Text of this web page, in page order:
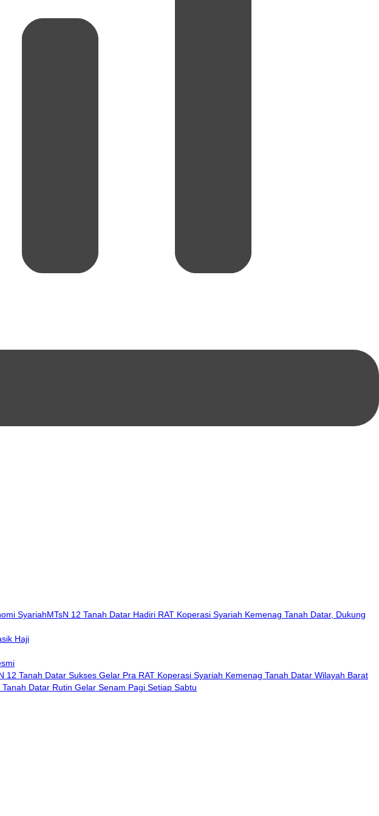
MTsN 12 Tanah Datar Hadiri RAT Koperasi Syariah Kemenag Tanah Datar, Dukung
Haji
12 Tanah Datar Sukses Gelar Pra RAT Koperasi Syariah Kemenag Tanah Datar Wilayah Barat
Datar Rutin Gelar Senam Pagi Setiap Sabtu